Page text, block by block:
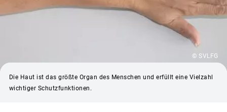
© SVLFG
Die Haut ist das größte Organ des Menschen und erfüllt eine Vielzahl
wichtiger Schutzfunktionen.